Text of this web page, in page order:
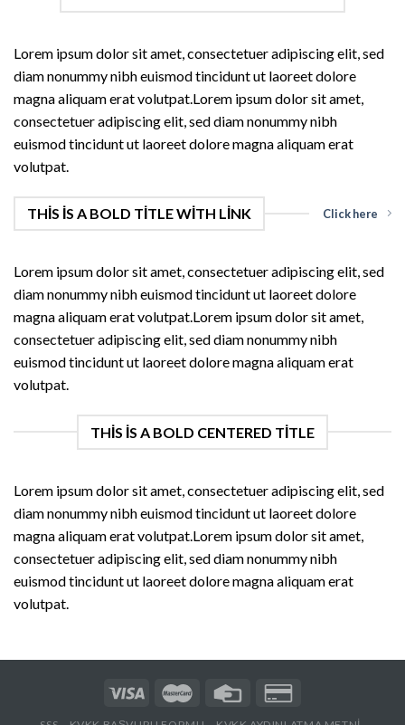
Lorem ipsum dolor sit amet, consectetuer adipiscing elit, sed
diam nonummy nibh euismod tincidunt ut laoreet dolore
magna aliquam erat volutpat.Lorem ipsum dolor sit amet,
consectetuer adipiscing elit, sed diam nonummy nibh
euismod tincidunt ut laoreet dolore magna aliquam erat
volutpat.
THIS IS A BOLD TITLE WITH LINK Click here
Lorem ipsum dolor sit amet, consectetuer adipiscing elit, sed
diam nonummy nibh euismod tincidunt ut laoreet dolore
magna aliquam erat volutpat.Lorem ipsum dolor sit amet,
consectetuer adipiscing elit, sed diam nonummy nibh
euismod tincidunt ut laoreet dolore magna aliquam erat
volutpat.
THIS IS A BOLD CENTERED TITLE
Lorem ipsum dolor sit amet, consectetuer adipiscing elit, sed
diam nonummy nibh euismod tincidunt ut laoreet dolore
magna aliquam erat volutpat.Lorem ipsum dolor sit amet,
consectetuer adipiscing elit, sed diam nonummy nibh
euismod tincidunt ut laoreet dolore magna aliquam erat
volutpat.